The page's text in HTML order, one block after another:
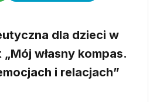
dla dzieci w
„Mój własny kompas.
i relacjach”